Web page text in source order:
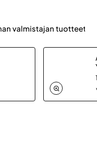
valmistajan tuotteet